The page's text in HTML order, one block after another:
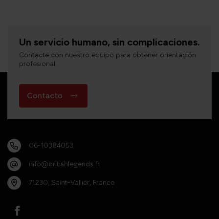
Un servicio humano, sin complicaciones.
Contacte con nuestro equipo para obtener orientación
profesional.
Contacto
06-10384053
info@britishlegends.fr
71230, Saint-Vallier, France